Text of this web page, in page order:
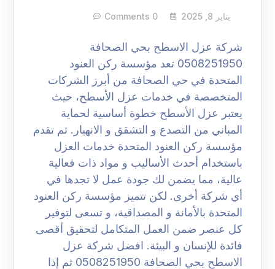
يناير 8, 2025 0 Comments
شركة عزل الاسطح بحي الصحافة
0508251950 تعد مؤسسة ركن العنود
المتحدة في حي الصحافة من أبرز الشركات
المتخصصة في خدمات عزل الأسطح، حيث
يعتبر عزل الأسطح خطوة أساسية لحماية
المباني من التصدع و التشقق و الانهيار. ثم تقدم
مؤسسة ركن العنود المتحدة خدمات العزل
باستخدام أحدث الأساليب و مواد ذات فعالية
عالية، مما يضمن لك جودة عمل لا تجدها في
أي شركة أخرى. لكن تتميز مؤسسة ركن العنود
المتحدة بالأمانة و المصداقية، و تسعى لتوفير
كل عنصر ضمن العمل المتكامل لتحقيق أقصى
فائدة للإنسان و البيئة. افضل شركة عزل
الاسطح بحي الصحافة 0508251950 ثم إذا